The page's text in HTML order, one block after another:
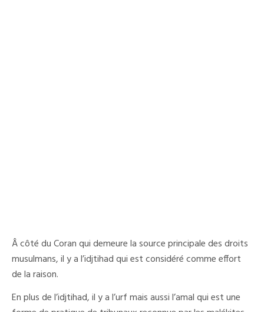
Â côté du Coran qui demeure la source principale des droits
musulmans, il y a l’idjtihad qui est considéré comme effort
de la raison.
En plus de l’idjtihad, il y a l’urf mais aussi l’amal qui est une